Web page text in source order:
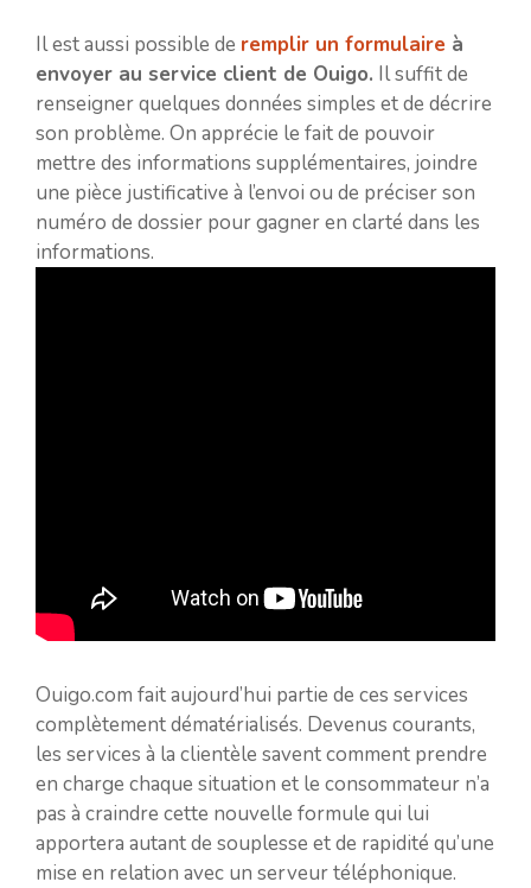
Il est aussi possible de remplir un formulaire à
envoyer au service client de Ouigo. Il suffit de
renseigner quelques données simples et de décrire
son problème. On apprécie le fait de pouvoir
mettre des informations supplémentaires, joindre
une pièce justificative à l’envoi ou de préciser son
numéro de dossier pour gagner en clarté dans les
informations.
Ouigo.com fait aujourd’hui partie de ces services
complètement dématérialisés. Devenus courants,
les services à la clientèle savent comment prendre
en charge chaque situation et le consommateur n’a
pas à craindre cette nouvelle formule qui lui
apportera autant de souplesse et de rapidité qu’une
mise en relation avec un serveur téléphonique.